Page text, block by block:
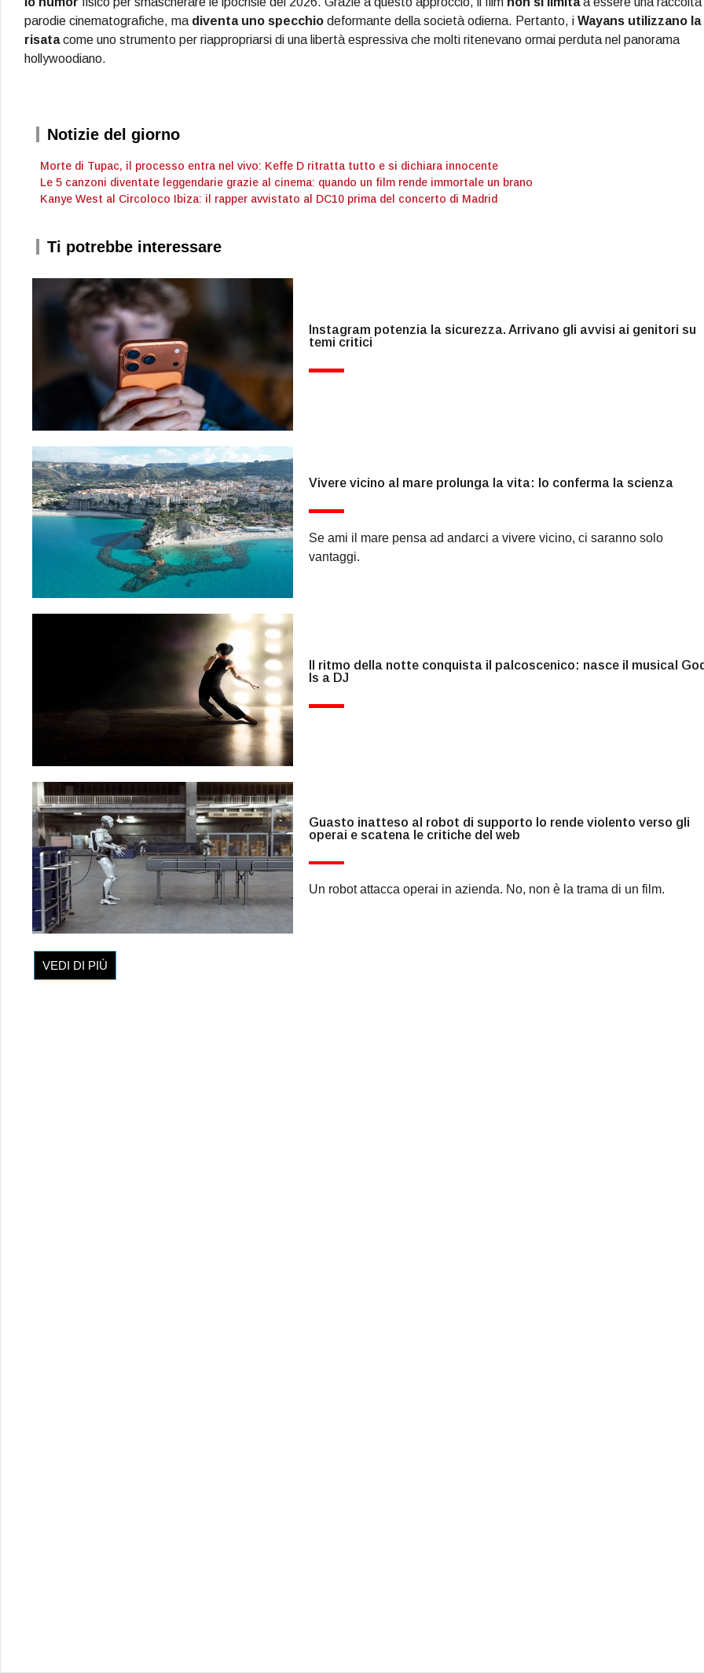
parodie cinematografiche, ma diventa uno specchio deformante della società odierna. Pertanto, i Wayans utilizzano la
risatacome uno strumento per riappropriarsi di una libertà espressiva che molti ritenevano ormai perduta nel panorama
hollywoodiano.
Notizie del giorno
Morte di Tupac, il processo entra nel vivo: Keffe D ritratta tutto e si dichiara innocente
Le 5 canzoni diventate leggendarie grazie al cinema: quando un film rende immortale un brano
Kanye West al Circoloco Ibiza: il rapper avvistato al DC10 prima del concerto di Madrid
Ti potrebbe interessare
Instagram potenzia la sicurezza. Arrivano gli avvisi ai genitori su
temi critici
Vivere vicino al mare prolunga la vita: lo conferma la scienza
Se ami il mare pensa ad andarci a vivere vicino, ci saranno solo
vantaggi.
Il ritmo della notte conquista il palcoscenico: nasce il musical
Is a DJ
Guasto inatteso al robot di supporto lo rende violento verso gli
operai e scatena le critiche del web
Un robot attacca operai in azienda. No, non è la trama di un film.
VEDI DI PIÙ